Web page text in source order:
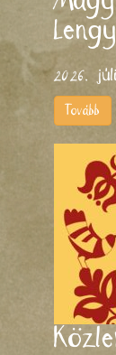
2026.
Tovább